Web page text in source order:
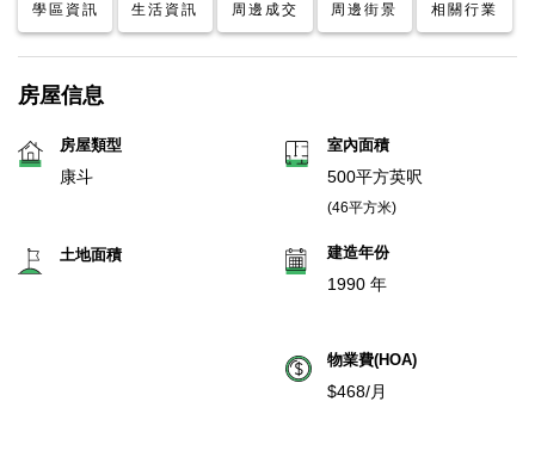
學區資訊 生活資訊 周邊成交 周邊街景 相關行業
房屋信息
房屋類型
康斗
室內面積
500平方英呎
(46平方米)
土地面積 建造年份
1990 年
物業費(HOA)
$468/月